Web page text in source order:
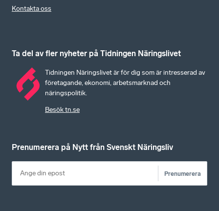
Kontakta oss
Ta del av fler nyheter på Tidningen Näringslivet
Tidningen Näringslivet är för dig som är intresserad av
företagande, ekonomi, arbetsmarknad och
näringspolitik.
Besök tn.se
Prenumerera på Nytt från Svenskt Näringsliv
Prenumerera